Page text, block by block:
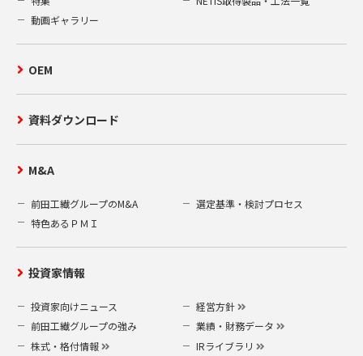
動画ギャラリー
OEM
資料ダウンロード
M&A
前田工繊グループのM&A
選定基準・検討プロセス
特色あるＰＭＩ
投資家情報
投資家向けニュース
経営方針
前田工繊グループの強み
業績・財務データ
株式・格付情報
IRライブラリ